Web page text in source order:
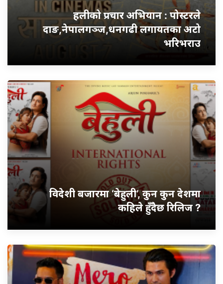
हलीको प्रचार अभियान : पोस्टरले
दाङ,नेपालगञ्ज,धनगढी लगायतका अटो
भरिभराउ
विदेशी बजारमा ‘बेहुली’, कुन कुन देशमा
कहिले हुँदैछ रिलिज ?